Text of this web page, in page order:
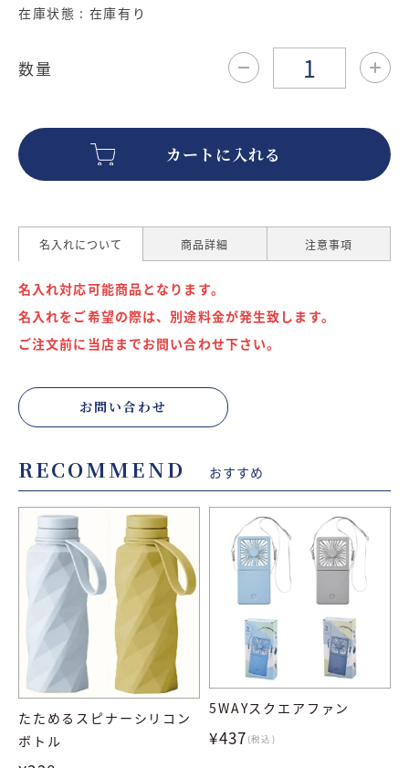
在庫状態 : 在庫有り
数量
カートに入れる
名入れについて 商品詳細 注意事項
名入れ対応可能商品となります。
名入れをご希望の際は、別途料金が発生致します。
ご注文前に当店までお問い合わせ下さい。
お問い合わせ
RECOMMEND おすすめ
たためるスピナーシリコン
ボトル
5WAYスクエアファン
¥437 (税込)